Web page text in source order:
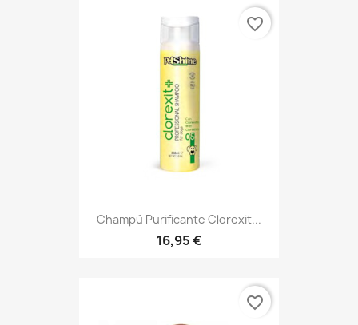
Champú Purificante Clorexit...
16,95 €
favorite_border
favorite_border